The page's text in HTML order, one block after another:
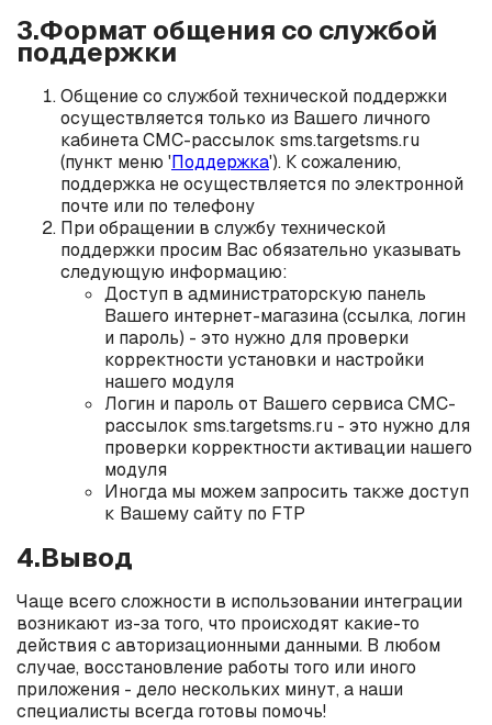
3.Формат общения со службой
поддержки
Общение со службой технической поддержки
осуществляется только из Вашего личного
кабинета СМС-рассылок sms.targetsms.ru
(пункт меню 'Поддержка'). К сожалению,
поддержка не осуществляется по электронной
почте или по телефону
При обращении в службу технической
поддержки просим Вас обязательно указывать
следующую информацию:
Доступ в администраторскую панель
Вашего интернет-магазина (ссылка, логин
и пароль) - это нужно для проверки
корректности установки и настройки
нашего модуля
Логин и пароль от Вашего сервиса СМС-
рассылок sms.targetsms.ru - это нужно для
проверки корректности активации нашего
модуля
Иногда мы можем запросить также доступ
к Вашему сайту по FTP
4.Вывод
Чаще всего сложности в использовании интеграции
возникают из-за того, что происходят какие-то
действия с авторизационными данными. В любом
случае, восстановление работы того или иного
приложения - дело нескольких минут, а наши
специалисты всегда готовы помочь!